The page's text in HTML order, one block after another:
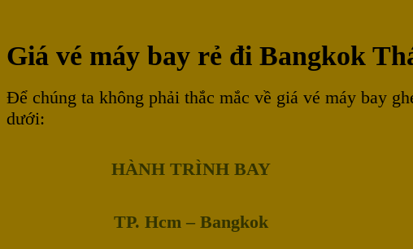
Giá vé máy bay rẻ đi Bangkok
Để chúng ta không phải thắc mắc về giá vé máy bay
dưới:
HÀNH TRÌNH BAY
TP. Hcm – Bangkok